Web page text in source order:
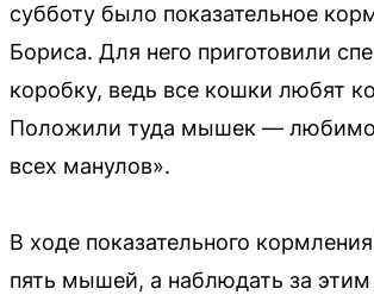
субботу было показательное
Бориса. Для него приготовили
коробку, ведь все кошки любят
Положили туда мышек —
всех манулов».
В ходе показательного
пять мышей, а наблюдать за